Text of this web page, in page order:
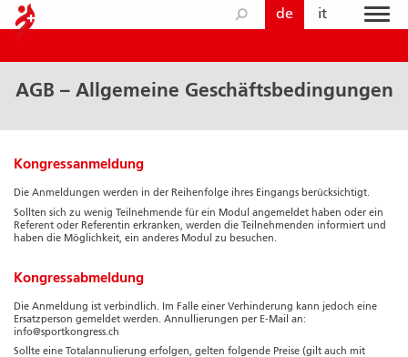
de it
AGB – Allgemeine Geschäftsbedingungen
Kongressanmeldung
Die Anmeldungen werden in der Reihenfolge ihres Eingangs berücksichtigt.
Sollten sich zu wenig Teilnehmende für ein Modul angemeldet haben oder ein
Referent oder Referentin erkranken, werden die Teilnehmenden informiert und
haben die Möglichkeit, ein anderes Modul zu besuchen.
Kongressabmeldung
Die Anmeldung ist verbindlich. Im Falle einer Verhinderung kann jedoch eine
Ersatzperson gemeldet werden. Annullierungen per E-Mail an:
info@sportkongress.ch
Sollte eine Totalannulierung erfolgen, gelten folgende Preise (gilt auch mit